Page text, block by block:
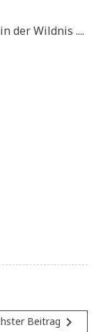
der Wildnis ....
Beitrag navigate_next